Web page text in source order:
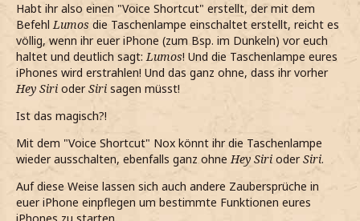
Habt ihr also einen "Voice Shortcut" erstellt, der mit dem
BefehlLumos die Taschenlampe einschaltet erstellt, reicht es
völlig, wenn ihr euer iPhone (zum Bsp. im Dunkeln) vor euch
haltet und deutlich sagt:Lumos! Und die Taschenlampe eures
iPhones wird erstrahlen! Und das ganz ohne, dass ihr vorher
Hey Siri oderSiri sagen müsst!
Ist das magisch?!
Mit dem "Voice Shortcut" Nox könnt ihr die Taschenlampe
wieder ausschalten, ebenfalls ganz ohneHey Siri oderSiri.
Auf diese Weise lassen sich auch andere Zaubersprüche in
euer iPhone einpflegen um bestimmte Funktionen eures